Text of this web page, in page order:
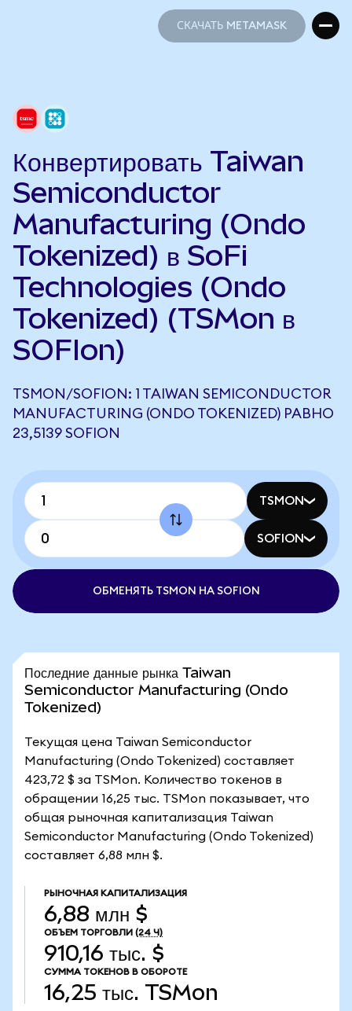
СКАЧАТЬ METAMASK
Конвертировать Taiwan
Semiconductor
Manufacturing (Ondo
Tokenized) в SoFi
Technologies (Ondo
Tokenized) (TSMon в
SOFIon)
TSMON/SOFION: 1 TAIWAN SEMICONDUCTOR
MANUFACTURING (ONDO TOKENIZED) РАВНО
23,5139 SOFION
TSMON
SOFION
ОБМЕНЯТЬ TSMON НА SOFION
Последние данные рынка Taiwan
Semiconductor Manufacturing (Ondo
Tokenized)
Текущая цена Taiwan Semiconductor
Manufacturing (Ondo Tokenized) составляет
423,72 $ за TSMon. Количество токенов в
обращении 16,25 тыс. TSMon показывает, что
общая рыночная капитализация Taiwan
Semiconductor Manufacturing (Ondo Tokenized)
составляет 6,88 млн $.
РЫНОЧНАЯ КАПИТАЛИЗАЦИЯ
6,88 млн $
ОБЪЕМ ТОРГОВЛИ (24 Ч)
910,16 тыс. $
СУММА ТОКЕНОВ В ОБОРОТЕ
16,25 тыс. TSMon